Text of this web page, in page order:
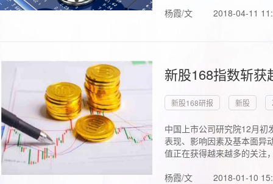
杨霞/文 2018-04-11
新股168指数斩
新股168研报 新股
中国上市公司研究院12月初
表现、影响因素及基本面异
值正在获得越来越多的关注
杨霞/文
2018-01-10